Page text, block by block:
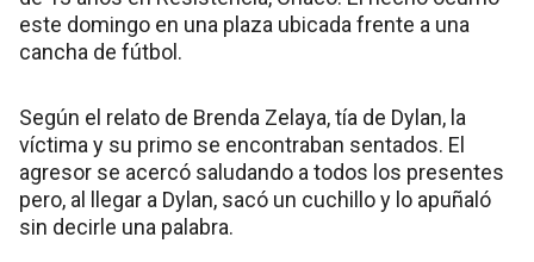
este domingo en una plaza ubicada frente a una
cancha de fútbol.
Según el relato de Brenda Zelaya, tía de Dylan, la
víctima y su primo se encontraban sentados. El
agresor se acercó saludando a todos los presentes
pero, al llegar a Dylan, sacó un cuchillo y lo apuñaló
sin decirle una palabra.